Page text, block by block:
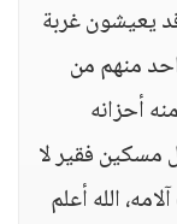
يعيشون غربة
منهم من
أحزانه
مسكين فقير لا
الله أعلم